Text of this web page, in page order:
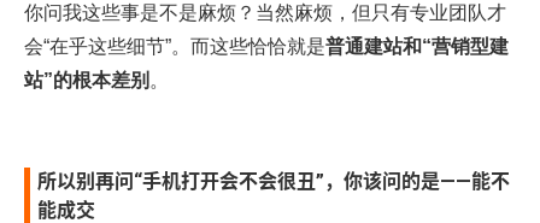
你问我这些事是不是麻烦？当然麻烦，但只有专业团队才
会“在乎这些细节”。而这些恰恰就是普通建站和“营销型建
站”的根本差别 。
所以别再问“手机打开会不会很丑”，你该问的是——能不
能成交